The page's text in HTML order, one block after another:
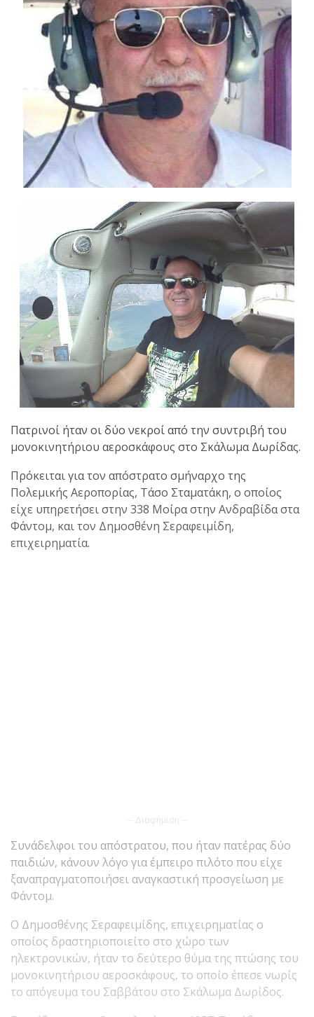
Πατρινοί ήταν οι δύο νεκροί από την συντριβή του
μονοκινητήριου αεροσκάφους στο Σκάλωμα Δωρίδας.
Πρόκειται για τον απόστρατο σμήναρχο της
Πολεμικής Αεροπορίας, Τάσο Σταματάκη, ο οποίος
είχε υπηρετήσει στην 338 Μοίρα στην Ανδραβίδα στα
Φάντομ, και τον Δημοσθένη Σεραφειμίδη,
επιχειρηματία.
-- Διαφήμιση --
Συνάδελφοι του απόστρατου, που ήταν πατέρας δύο
παιδιών, κάνουν λόγο για έμπειρο πιλότο που είχε
ξαναπραγματοποιήσει αναγκαστική προσγείωση με
Φάντομ.
Ο Δημοσθένης Σεραφειμίδης, επιχειρηματίας ο
οποίος δραστηριοποιείτο στο χώρο των
ηλεκτρονικών, ήταν το δεύτερο θύμα της πτώσης του
μονοκινητήριου αεροσκάφους, το οποίο έπεσε νωρίς
το απόγευμα του Σαββάτου στο Σκάλωμα Δωρίδος.